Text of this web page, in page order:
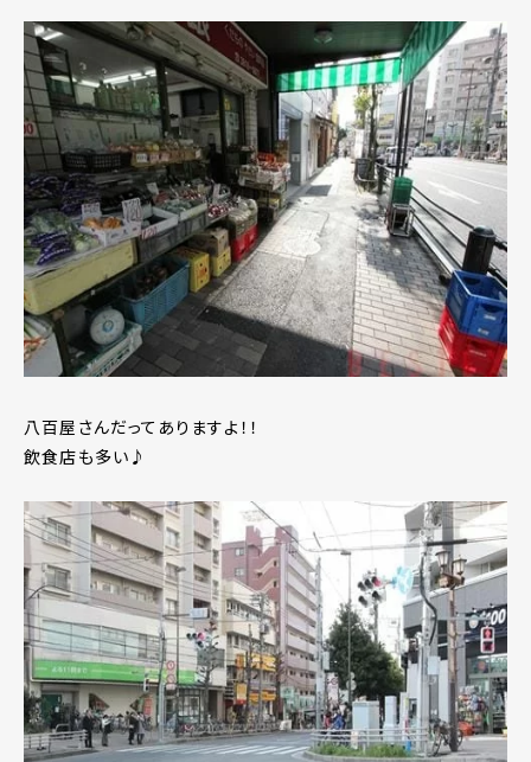
八百屋さんだってありますよ！！
飲食店も多い♪